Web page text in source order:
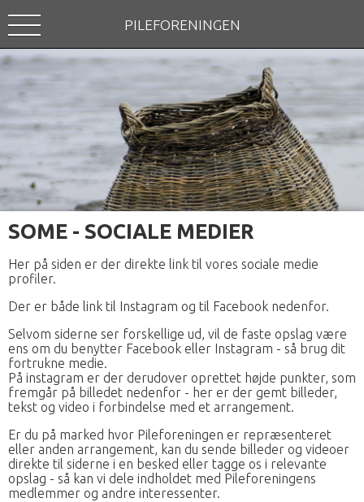
PILEFORENINGEN
SOME - SOCIALE MEDIER
Her på siden er der direkte link til vores sociale medie
profiler.
Der er både link til Instagram og til Facebook nedenfor.
Selvom siderne ser forskellige ud, vil de faste opslag være
ens om du benytter Facebook eller Instagram - så brug dit
fortrukne medie.
På instagram er der derudover oprettet højde punkter, som
fremgår på billedet nedenfor - her er der gemt billeder,
tekst og video i forbindelse med et arrangement.
Er du på marked hvor Pileforeningen er repræsenteret
eller anden arrangement, kan du sende billeder og videoer
direkte til siderne i en besked eller tagge os i relevante
opslag - så kan vi dele indholdet med Pileforeningens
medlemmer og andre interessenter.